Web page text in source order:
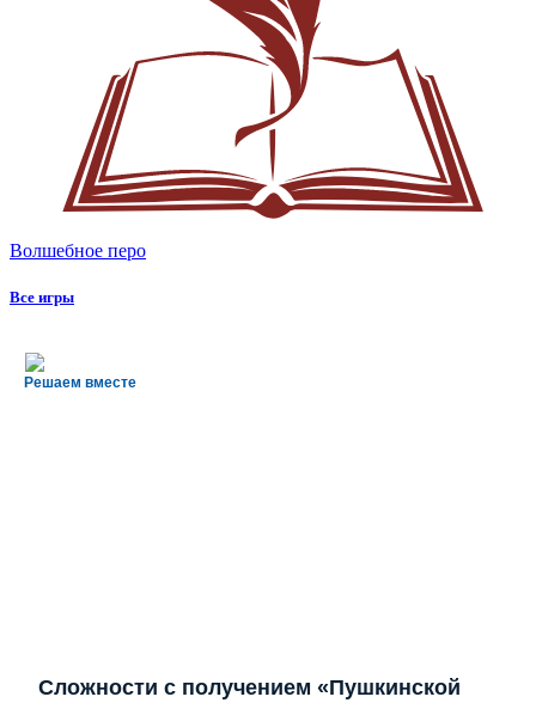
Волшебное перо
Все игры
Решаем вместе
Сложности с получением «Пушкинской